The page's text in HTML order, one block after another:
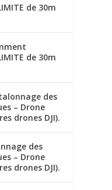
de 30m
de 30m
des
– Drone
drones DJI).
des
– Drone
drones DJI).